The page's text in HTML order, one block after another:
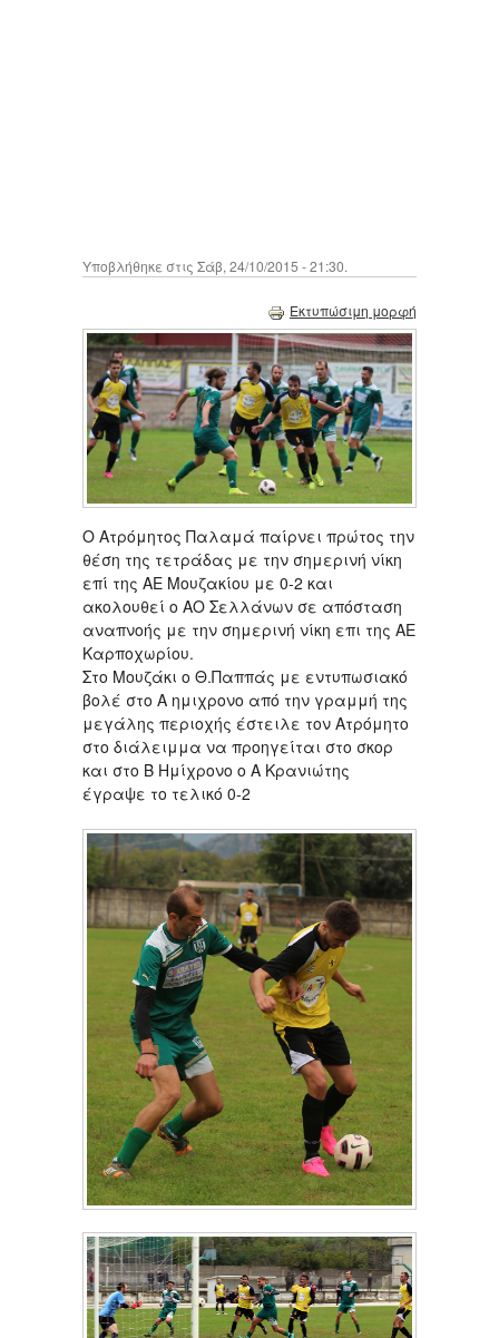
Υποβλήθηκε στις Σάβ, 24/10/2015 - 21:30.
Εκτυπώσιμη μορφή
Ο Ατρόμητος Παλαμά παίρνει πρώτος την
θέση της τετράδας με την σημερινή νίκη
επί της ΑΕ Μουζακίου με 0-2 και
ακολουθεί ο ΑΟ Σελλάνων σε απόσταση
αναπνοής με την σημερινή νίκη επι της ΑΕ
Καρποχωρίου.
Στο Μουζάκι ο Θ.Παππάς με εντυπωσιακό
βολέ στο Α ημιχρονο από την γραμμή της
μεγάλης περιοχής έστειλε τον Ατρόμητο
στο διάλειμμα να προηγείται στο σκορ
και στο Β Ημίχρονο ο Α Κρανιώτης
έγραψε το τελικό 0-2